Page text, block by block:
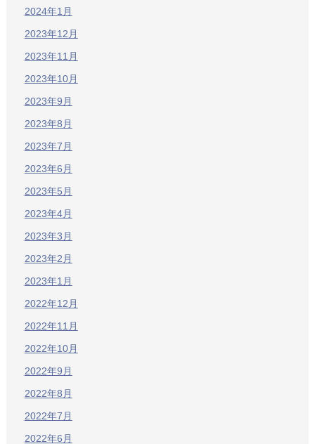
2024年1月
2023年12月
2023年11月
2023年10月
2023年9月
2023年8月
2023年7月
2023年6月
2023年5月
2023年4月
2023年3月
2023年2月
2023年1月
2022年12月
2022年11月
2022年10月
2022年9月
2022年8月
2022年7月
2022年6月